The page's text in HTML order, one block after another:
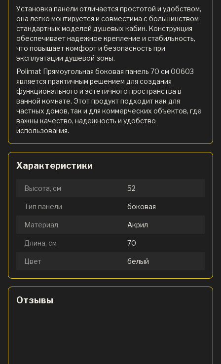
Установка панели отличается простотой и удобством,
она легко монтируется и совместима с большинством
стандартных моделей душевых кабин. Конструкция
обеспечивает надежное крепление и стабильность,
что повышает комфорт и безопасность при
эксплуатации душевой зоны.
Polimat Прямоугольная боковая панель 70 см 00603
является практичным решением для создания
функционального и эстетичного пространства в
ванной комнате. Этот продукт подходит как для
частных домов, так и для коммерческих объектов, где
важны качество, надежность и удобство
использования.
Характеристики
Высота, см 52
Тип панели боковая
Материал Акрил
Длина, см 70
Цвет белый
Отзывы